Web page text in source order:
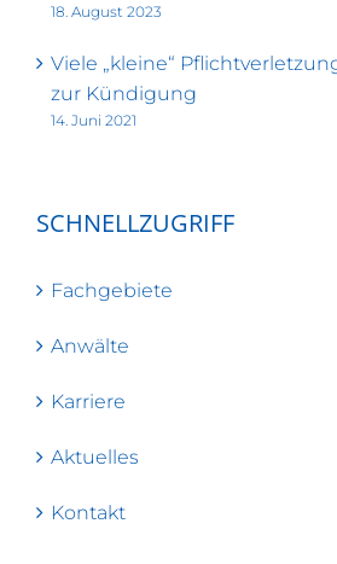
18. August 2023
Viele „kleine“
zur Kündigung
14. Juni 2021
SCHNELLZUGRIFF
Fachgebiete
Anwälte
Karriere
Aktuelles
Kontakt